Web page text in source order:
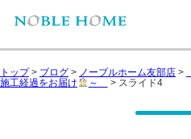
トップ> ブログ > ノーブルホーム友部店 >
施工経過をお届け
～ > スライド4